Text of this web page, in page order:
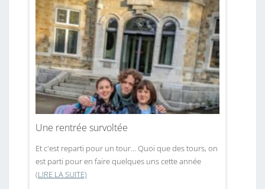
Une rentrée survoltée
Et c'est reparti pour un tour... Quoi que des tours, on
est parti pour en faire quelques uns cette année
(LIRE LA SUITE)